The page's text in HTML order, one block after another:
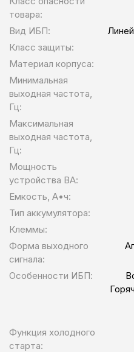
товара:
Вид ИБП:
Класс защиты:
Материал корпуса:
Минимальная
выходная частота,
Гц:
Максимальная
выходная частота,
Гц:
Мощность
устройства ВА:
Емкость, А•ч:
Тип аккумулятора:
Клеммы:
Форма выходного
сигнала:
Особенности ИБП:
Функция холодного
старта: